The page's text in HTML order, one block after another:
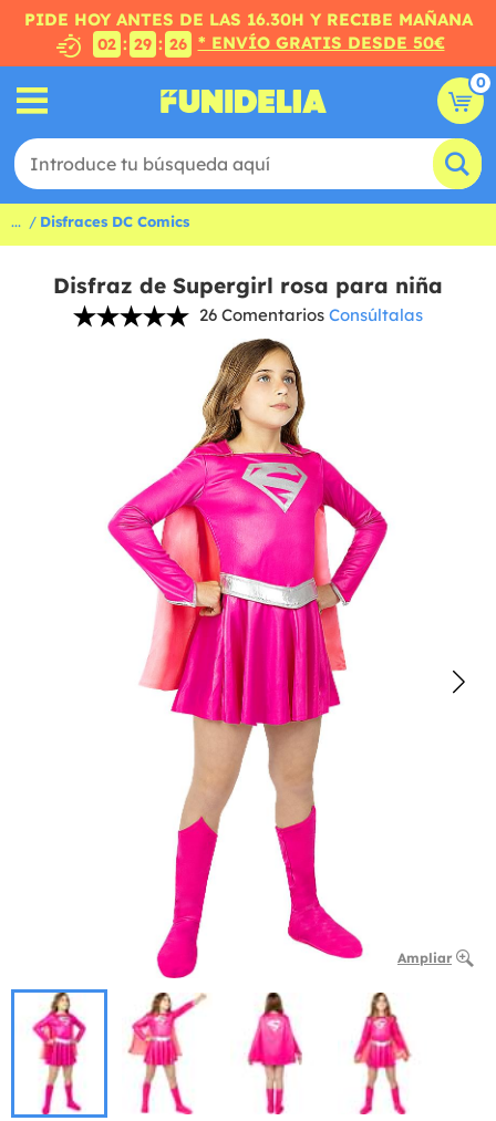
PIDE HOY ANTES DE LAS 16.30H Y RECIBE MAÑANA
02 : 29 : 25 * ENVÍO GRATIS DESDE 50€
0
... Disfraces DC Comics
Disfraz de Supergirl rosa para niña
26 Comentarios Consúltalas
Ampliar